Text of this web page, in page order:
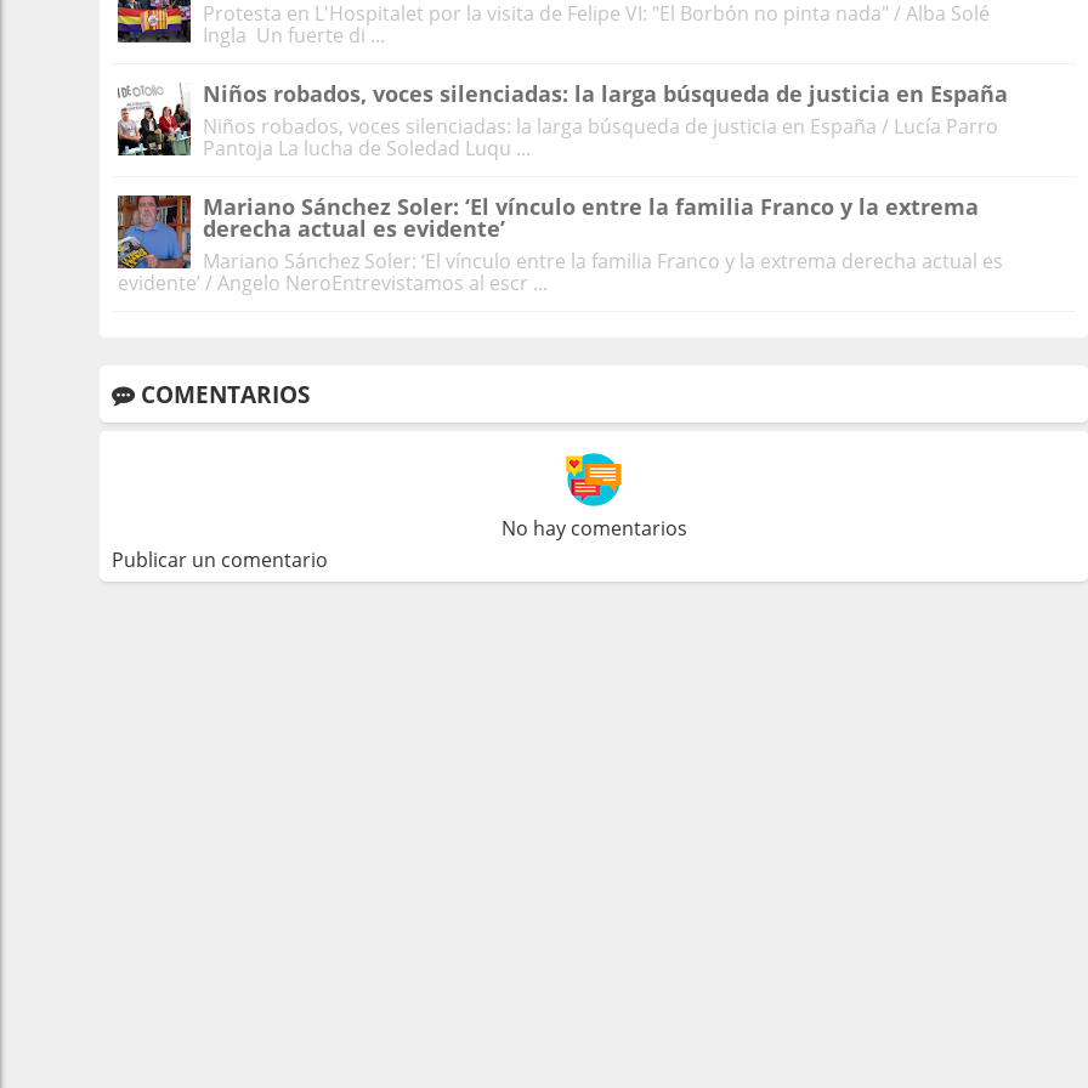
Protesta en L'Hospitalet por la visita de Felipe VI: "El Borbón no pinta nada" / Alba Solé
Ingla Un fuerte di ...
Niños robados, voces silenciadas: la larga búsqueda de justicia en España
Niños robados, voces silenciadas: la larga búsqueda de justicia en España / Lucía Parro
Pantoja La lucha de Soledad Luqu ...
Mariano Sánchez Soler: ‘El vínculo entre la familia Franco y la extrema
derecha actual es evidente’
Mariano Sánchez Soler: ‘El vínculo entre la familia Franco y la extrema derecha actual es
evidente’ / Angelo NeroEntrevistamos al escr ...
COMENTARIOS
No hay comentarios
Publicar un comentario